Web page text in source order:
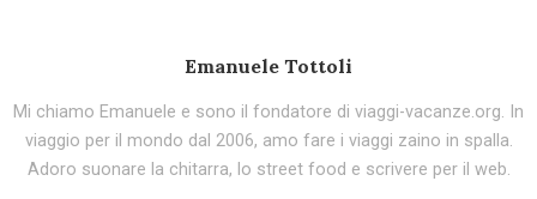
Emanuele Tottoli
Mi chiamo Emanuele e sono il fondatore di viaggi-vacanze.org. In
viaggio per il mondo dal 2006, amo fare i viaggi zaino in spalla.
Adoro suonare la chitarra, lo street food e scrivere per il web.